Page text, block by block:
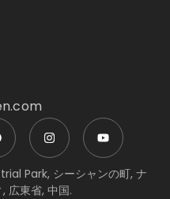
Park, シーシャンの町, ナ
広東省, 中国.